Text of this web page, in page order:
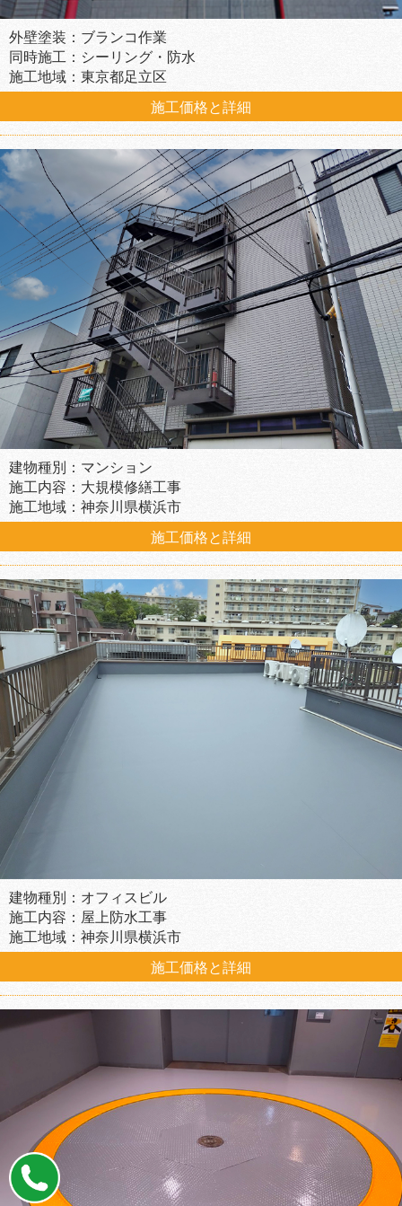
外壁塗装：ブランコ作業
同時施工：シーリング・防水
施工地域：東京都足立区
施工価格と詳細
建物種別：マンション
施工内容：大規模修繕工事
施工地域：神奈川県横浜市
施工価格と詳細
建物種別：オフィスビル
施工内容：屋上防水工事
施工地域：神奈川県横浜市
施工価格と詳細